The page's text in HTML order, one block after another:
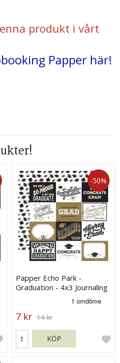
produkt i vårt
Papper här!
-50%
Papper Echo Park -
Graduation - 4x3 Journaling
7 kr 14 kr
KÖP